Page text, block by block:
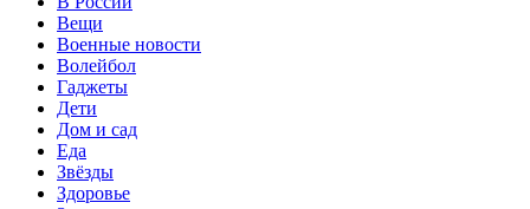
Вещи
Военные новости
Волейбол
Гаджеты
Дети
Дом и сад
Еда
Звёзды
Здоровье